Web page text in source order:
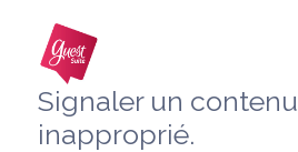
Signaler un contenu
inapproprié.